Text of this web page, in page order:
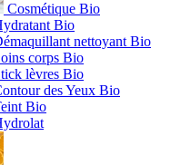
Cosmétique Bio
Bio
nettoyant Bio
corps Bio
lèvres Bio
des Yeux Bio
Bio